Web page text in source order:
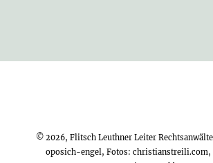
© 2026, Flitsch Leuthner Leiter
oposich-engel, Fotos:christianstreili.com,